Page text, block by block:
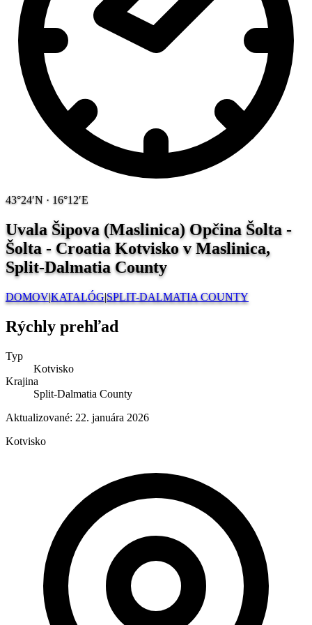
43°24′N · 16°12′E
Uvala Šipova (Maslinica) Opčina Šolta -
Šolta - CroatiaKotvisko v Maslinica,
Split-Dalmatia County
DOMOV|KATALÓG|SPLIT-DALMATIA COUNTY
Rýchly prehľad
Typ
Kotvisko
Krajina
Split-Dalmatia County
Aktualizované: 22. januára 2026
Kotvisko